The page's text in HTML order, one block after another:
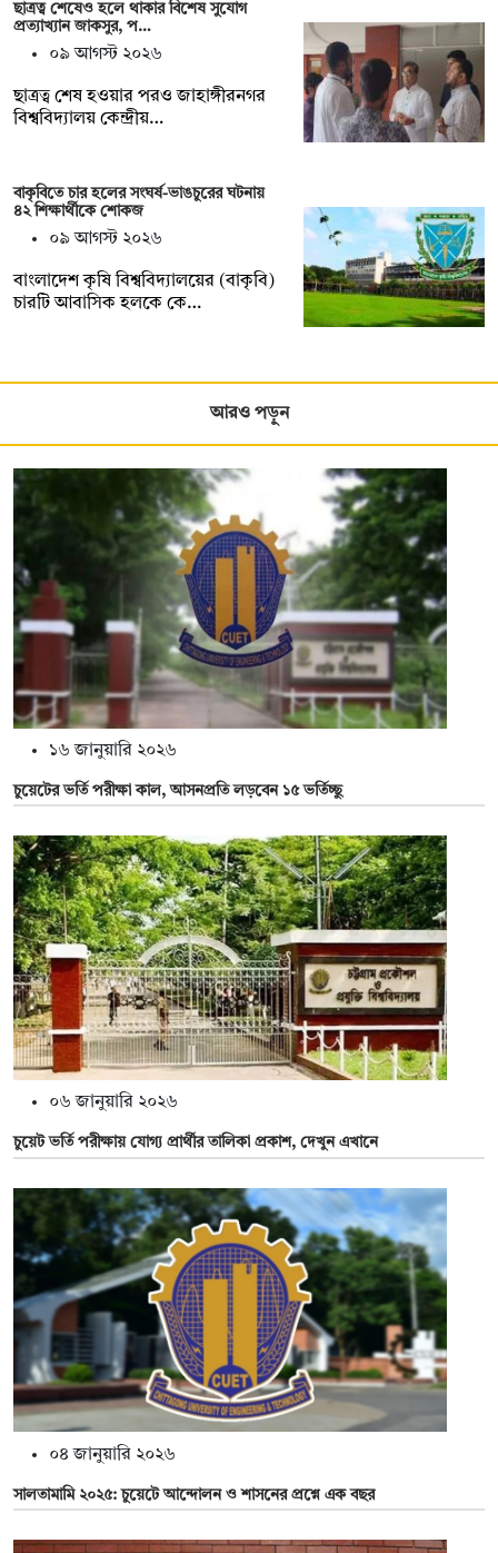
ছাত্রত্ব শেষেও হলে থাকার বিশেষ সুযোগ
প্রত্যাখ্যান জাকসুর, প…
০৯ আগস্ট ২০২৬
ছাত্রত্ব শেষ হওয়ার পরও জাহাঙ্গীরনগর
বিশ্ববিদ্যালয় কেন্দ্রীয়…
বাকৃবিতে চার হলের সংঘর্ষ-ভাঙচুরের ঘটনায়
৪২ শিক্ষার্থীকে শোকজ
০৯ আগস্ট ২০২৬
বাংলাদেশ কৃষি বিশ্ববিদ্যালয়ের (বাকৃবি)
চারটি আবাসিক হলকে কে…
আরও পড়ুন
১৬ জানুয়ারি ২০২৬
চুয়েটের ভর্তি পরীক্ষা কাল, আসনপ্রতি লড়বেন ১৫ ভর্তিচ্ছু
০৬ জানুয়ারি ২০২৬
চুয়েট ভর্তি পরীক্ষায় যোগ্য প্রার্থীর তালিকা প্রকাশ, দেখুন এখানে
০৪ জানুয়ারি ২০২৬
সালতামামি ২০২৫: চুয়েটে আন্দোলন ও শাসনের প্রশ্নে এক বছর